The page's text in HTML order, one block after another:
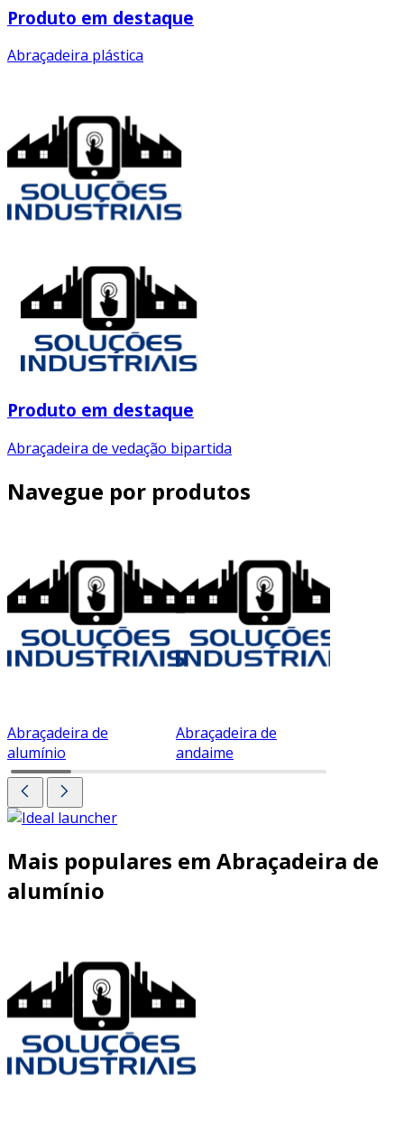
Produto em destaque
Abraçadeira plástica
Produto em destaque
Abraçadeira de vedação bipartida
Navegue por produtos
Abraçadeira de
alumínio
Abraçadeira de
andaime
Mais populares em Abraçadeira de
alumínio